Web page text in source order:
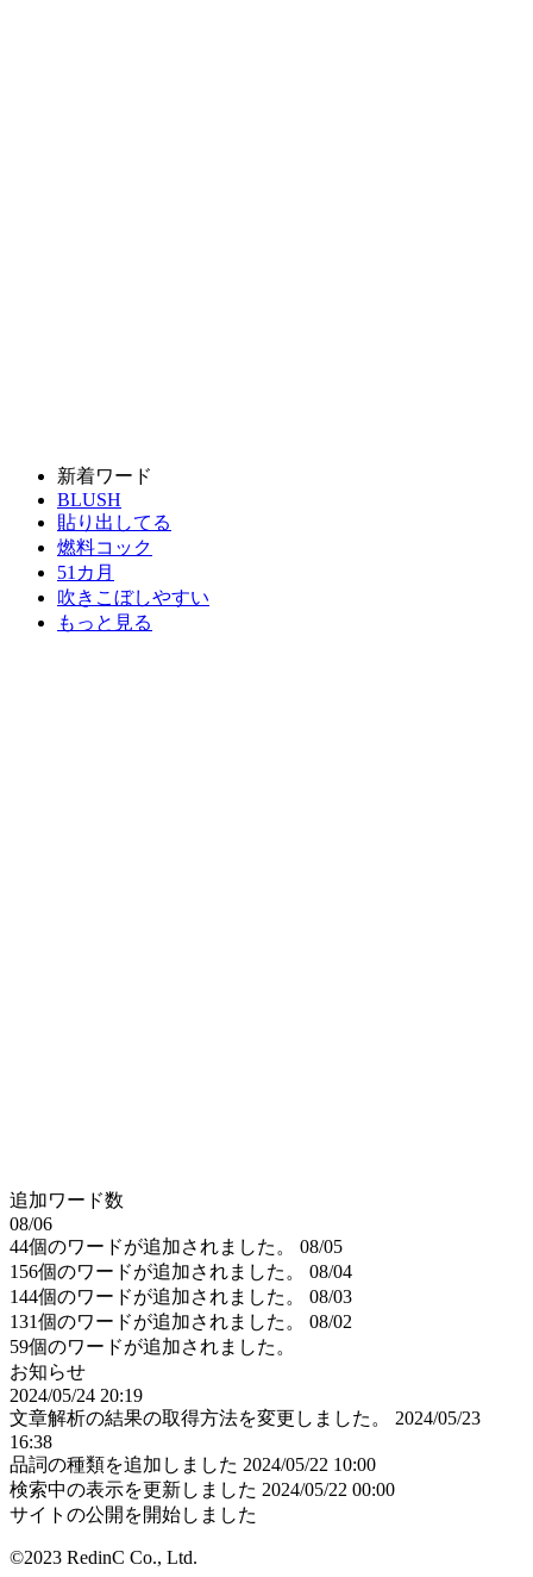
新着ワード
BLUSH
貼り出してる
燃料コック
51カ月
吹きこぼしやすい
もっと見る
追加ワード数
08/06
44個のワードが追加されました。
08/05
156個のワードが追加されました。
08/04
144個のワードが追加されました。
08/03
131個のワードが追加されました。
08/02
59個のワードが追加されました。
お知らせ
2024/05/24 20:19
文章解析の結果の取得方法を変更しました。
2024/05/23
16:38
品詞の種類を追加しました 2024/05/22 10:00
検索中の表示を更新しました 2024/05/22 00:00
サイトの公開を開始しました
©2023 RedinC Co., Ltd.